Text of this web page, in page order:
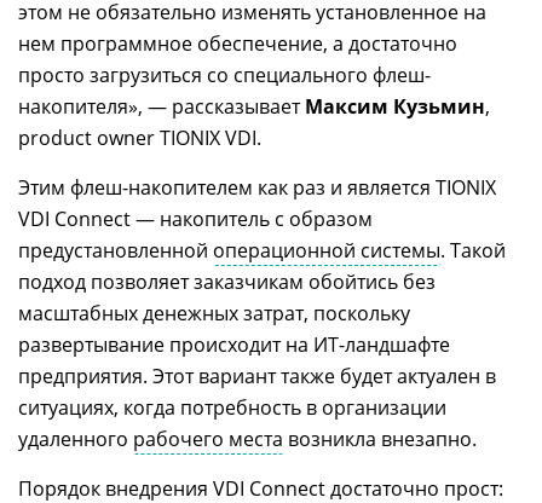
этом не обязательно изменять установленное на
нем программное обеспечение, а достаточно
просто загрузиться со специального флеш-
накопителя», — рассказываетМаксим Кузьмин,
product owner TIONIX VDI.
Этим флеш-накопителем как раз и является TIONIX
VDI Connect — накопитель с образом
предустановленной операционной системы. Такой
подход позволяет заказчикам обойтись без
масштабных денежных затрат, поскольку
развертывание происходит на ИТ-ландшафте
предприятия. Этот вариант также будет актуален в
ситуациях, когда потребность в организации
удаленного рабочего места возникла внезапно.
Порядок внедрения VDI Connect достаточно прост: